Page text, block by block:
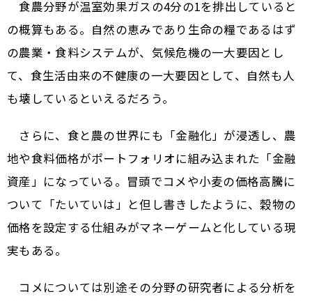
食農分野が温室効果ガスの4分の1を排出していると
の概算もある。自然の恵みであり生命の糧であるはず
の農業・食料システムが、気候危機の一大要因とし
て、食生活由来の不健康の一大要因として、自然も人
も壊しているといえるだろう。
さらに、食と農の世界にも「金融化」が浸透し、農
地や食料価格がポートフォリオに組み込まれた「金融
資産」になっている。冒頭でコメや小麦の価格高騰に
ついて「たいていは」と但し書きしたように、穀物の
価格を設定する仕組みがマネーゲームと化している現
実もある。
コメについては別途その分野の研究者による分析を